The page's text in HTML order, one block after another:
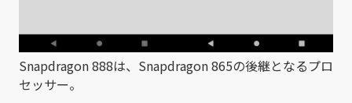
Snapdragon 888は、Snapdragon 865の後継となるプロ
セッサー。